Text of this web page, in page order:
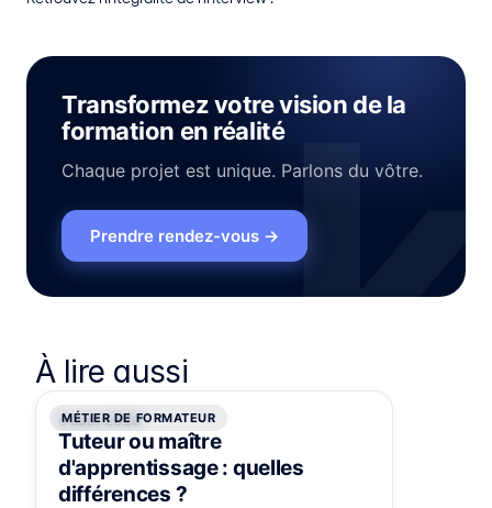
Transformez votre vision de la
formation en réalité
Chaque projet est unique. Parlons du vôtre.
Prendre rendez-vous →
À lire aussi
MÉTIER DE FORMATEUR
6 août 2026
Tuteur ou maître
d'apprentissage : quelles
différences ?